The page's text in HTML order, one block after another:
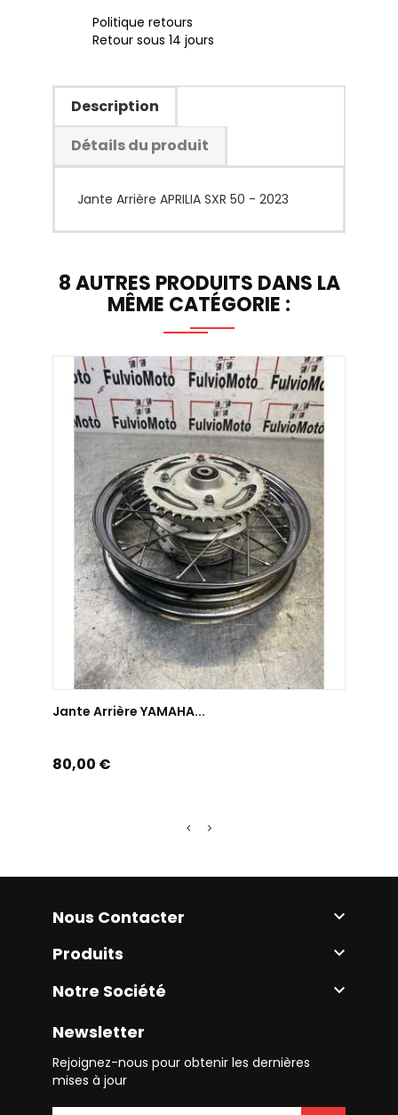
Politique retours
Retour sous 14 jours
Description
Détails du produit
Jante Arrière APRILIA SXR 50 - 2023
8 AUTRES PRODUITS DANS LA
MÊME CATÉGORIE :
AJOUTER AU PANIER
Jante Arrière YAMAHA...
Prix
80,00 €
Nous Contacter 
Produits 
Notre Société 
Newsletter
Rejoignez-nous pour obtenir les dernières
mises à jour